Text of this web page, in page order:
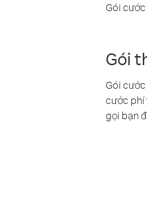
Gói
Gói
Gói
cước phí
gọi bạn